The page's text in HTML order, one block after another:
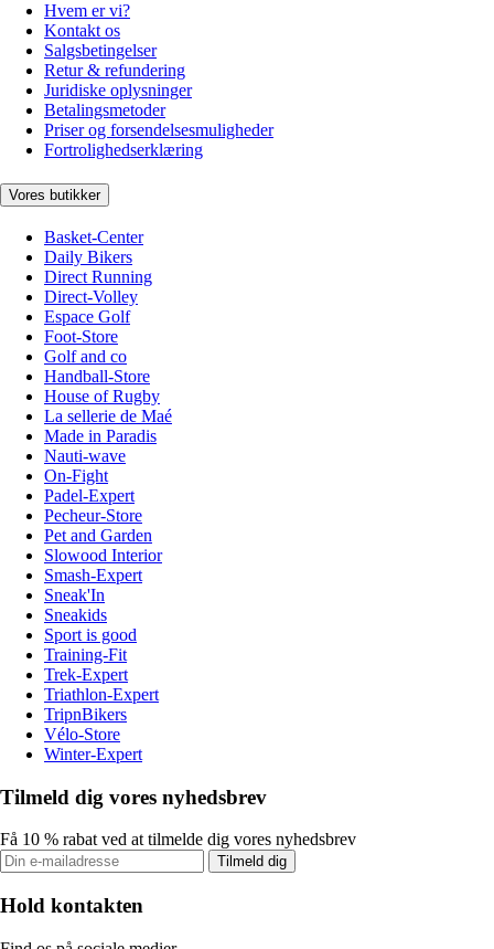
Hvem er vi?
Kontakt os
Salgsbetingelser
Retur & refundering
Juridiske oplysninger
Betalingsmetoder
Priser og forsendelsesmuligheder
Fortrolighedserklæring
Vores butikker
Basket-Center
Daily Bikers
Direct Running
Direct-Volley
Espace Golf
Foot-Store
Golf and co
Handball-Store
House of Rugby
La sellerie de Maé
Made in Paradis
Nauti-wave
On-Fight
Padel-Expert
Pecheur-Store
Pet and Garden
Slowood Interior
Smash-Expert
Sneak'In
Sneakids
Sport is good
Training-Fit
Trek-Expert
Triathlon-Expert
TripnBikers
Vélo-Store
Winter-Expert
Tilmeld dig vores nyhedsbrev
Få 10 % rabat ved at tilmelde dig vores nyhedsbrev
Tilmeld dig
Hold kontakten